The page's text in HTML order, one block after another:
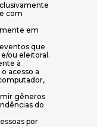
com
em
que
ou eleitoral.
à
acesso a
gêneros
do
por